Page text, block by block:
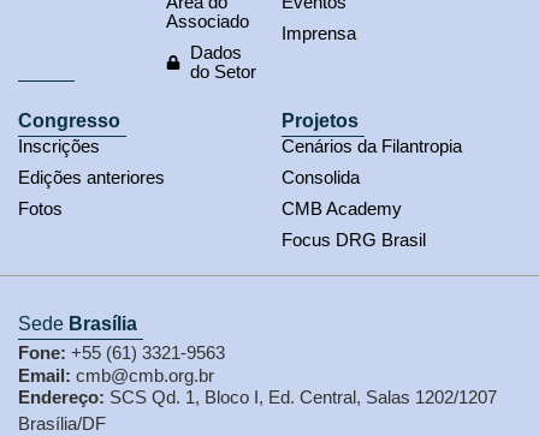
Associado
Dados
do Setor
Imprensa
Congresso
Inscrições
Edições anteriores
Fotos
Projetos
Cenários da Filantropia
Consolida
CMB Academy
Focus DRG Brasil
Sede Brasília
Fone: +55 (61) 3321-9563
Email: cmb@cmb.org.br
Endereço: SCS Qd. 1, Bloco I, Ed. Central, Salas 1202/1207
Brasília/DF